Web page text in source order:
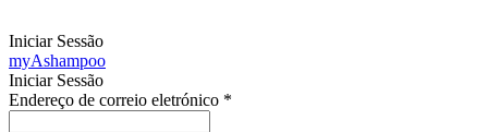
Iniciar Sessão
myAshampoo
Iniciar Sessão
Endereço de correio eletrónico *